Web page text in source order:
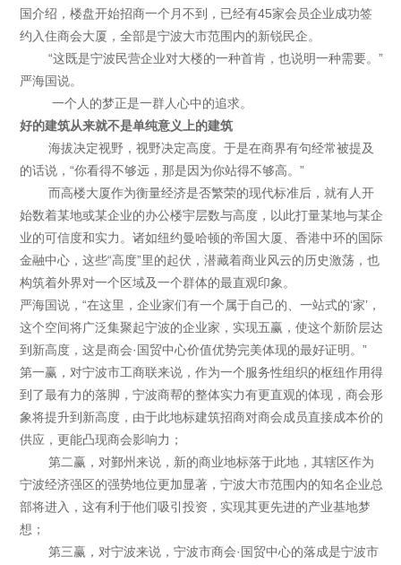
国介绍，楼盘开始招商一个月不到，已经有45家会员企业成功签
约入住商会大厦，全部是宁波大市范围内的新锐民企。
“这既是宁波民营企业对大楼的一种首肯，也说明一种需要。”
严海国说。
一个人的梦正是一群人心中的追求。
好的建筑从来就不是单纯意义上的建筑
海拔决定视野，视野决定高度。于是在商界有句经常被提及
的话说，“你看得不够远，那是因为你站得不够高。”
而高楼大厦作为衡量经济是否繁荣的现代标准后，就有人开
始数着某地或某企业的办公楼宇层数与高度，以此打量某地与某企
业的可信度和实力。诸如纽约曼哈顿的帝国大厦、香港中环的国际
金融中心，这些“高度”里的起伏，潜藏着商业风云的历史激荡，也
构筑着外界对一个区域及一个群体的最直观印象。
严海国说，“在这里，企业家们有一个属于自己的、一站式的‘家’，
这个空间将广泛集聚起宁波的企业家，实现五赢，使这个新阶层达
到新高度，这是商会·国贸中心价值优势完美体现的最好证明。”
第一赢，对宁波市工商联来说，作为一个服务性组织的枢纽作用得
到了最有力的落脚，宁波商帮的整体实力有更直观的体现，商会形
象将提升到新高度，由于此地标建筑招商对商会成员直接成本价的
供应，更能凸现商会影响力；
第二赢，对鄞州来说，新的商业地标落于此地，其辖区作为
宁波经济强区的强势地位更加显著，宁波大市范围内的知名企业总
部将进入，这有利于他们吸引投资，实现其更先进的产业基地梦
想；
第三赢，对宁波来说，宁波市商会·国贸中心的落成是宁波市